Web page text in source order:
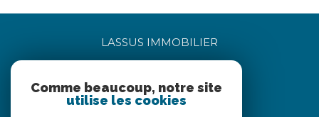
LASSUS IMMOBILIER
bertrandlassus@lassus-immobilier.com
5 petite rue du bourg
Comme beaucoup, notre site
utilise les cookies